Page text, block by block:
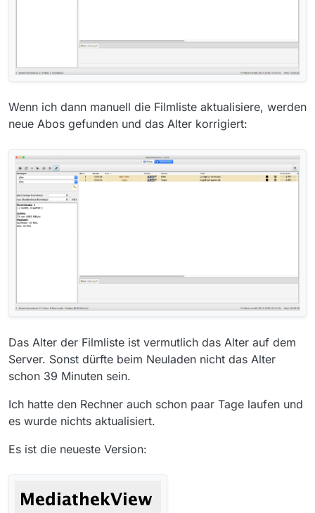
Wenn ich dann manuell die Filmliste aktualisiere, werden
neue Abos gefunden und das Alter korrigiert:
Das Alter der Filmliste ist vermutlich das Alter auf dem
Server. Sonst dürfte beim Neuladen nicht das Alter
schon 39 Minuten sein.
Ich hatte den Rechner auch schon paar Tage laufen und
es wurde nichts aktualisiert.
Es ist die neueste Version: